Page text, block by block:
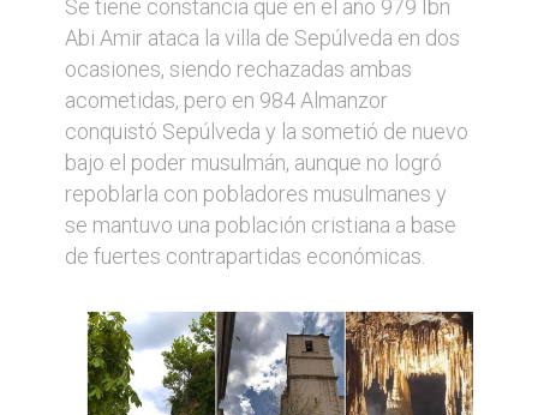
Se tiene constancia que en el año 979 Ibn
Abi Amir ataca la villa de Sepúlveda en dos
ocasiones, siendo rechazadas ambas
acometidas, pero en 984 Almanzor
conquistó Sepúlveda y la sometió de nuevo
bajo el poder musulmán, aunque no logró
repoblarla con pobladores musulmanes y
se mantuvo una población cristiana a base
de fuertes contrapartidas económicas.